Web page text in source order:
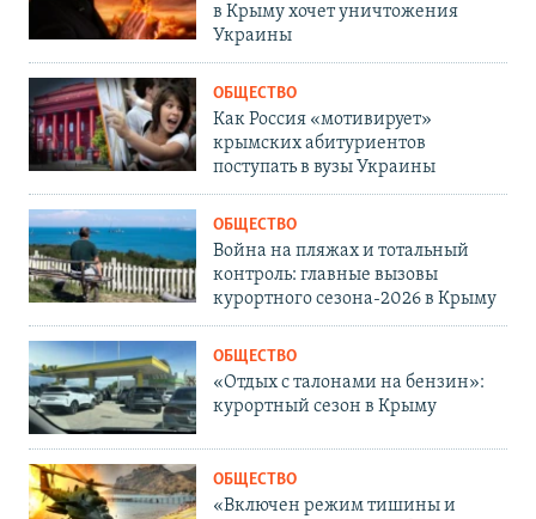
в Крыму хочет уничтожения
Украины
ОБЩЕСТВО
Как Россия «мотивирует»
крымских абитуриентов
поступать в вузы Украины
ОБЩЕСТВО
Война на пляжах и тотальный
контроль: главные вызовы
курортного сезона-2026 в Крыму
ОБЩЕСТВО
«Отдых с талонами на бензин»:
курортный сезон в Крыму
ОБЩЕСТВО
«Включен режим тишины и